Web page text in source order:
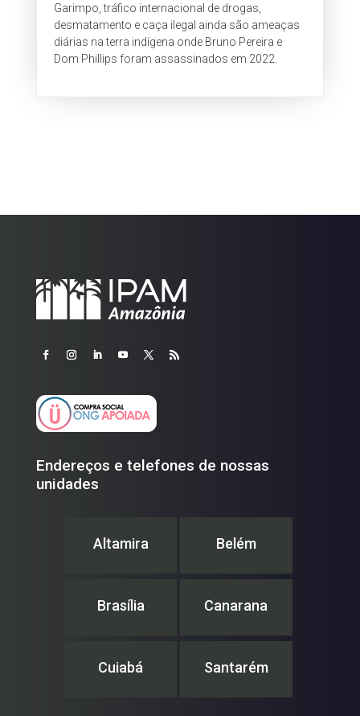
Garimpo, tráfico internacional de drogas,
desmatamento e caça ilegal ainda são ameaças
diárias na terra indígena onde Bruno Pereira e
Dom Phillips foram assassinados em 2022.
Endereços e telefones de nossas
unidades
Altamira Belém
Brasília Canarana
Cuiabá Santarém